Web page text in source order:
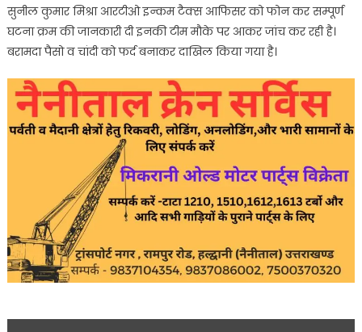
सुनील कुमार मिश्रा आरटीओ इन्कम टैक्स आफिसर को फोन कर सम्पूर्ण
घटना क्रम की जानकारी दी इनकी टीम मौके पर आकर जांच कर रही है।
बरामदा पैसो व चांदी को फर्द बनाकर दाखिल किया गया है।